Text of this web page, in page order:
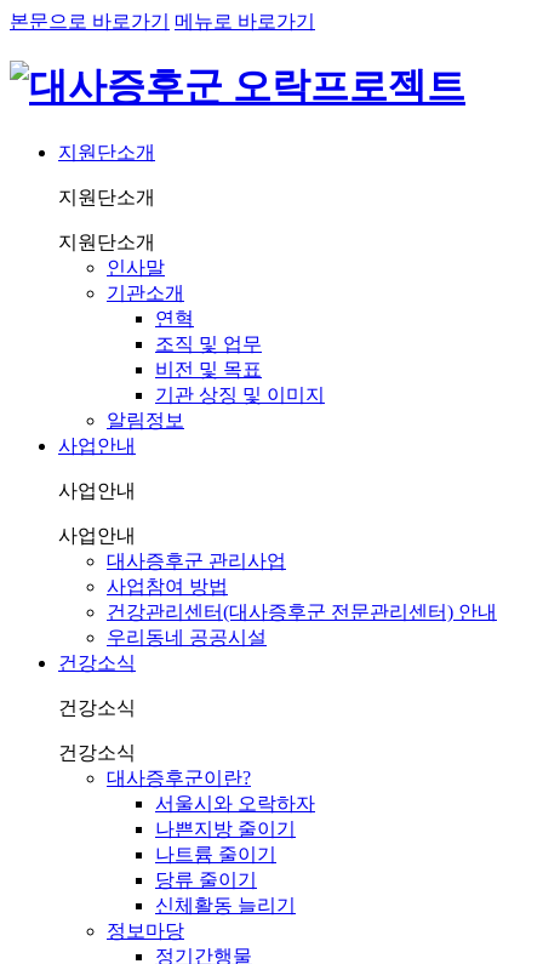
본문으로 바로가기 메뉴로 바로가기
지원단소개
지원단소개
지원단소개
인사말
기관소개
연혁
조직 및 업무
비전 및 목표
기관 상징 및 이미지
알림정보
사업안내
사업안내
사업안내
대사증후군 관리사업
사업참여 방법
건강관리센터(대사증후군 전문관리센터) 안내
우리동네 공공시설
건강소식
건강소식
건강소식
대사증후군이란?
서울시와 오락하자
나쁜지방 줄이기
나트륨 줄이기
당류 줄이기
신체활동 늘리기
정보마당
정기간행물